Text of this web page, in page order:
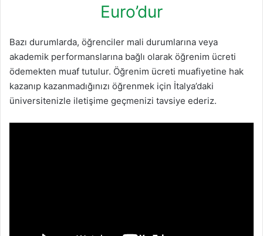
Euro’dur
Bazı durumlarda, öğrenciler mali durumlarına veya
akademik performanslarına bağlı olarak öğrenim ücreti
ödemekten muaf tutulur. Öğrenim ücreti muafiyetine hak
kazanıp kazanmadığınızı öğrenmek için İtalya’daki
üniversitenizle iletişime geçmenizi tavsiye ederiz.